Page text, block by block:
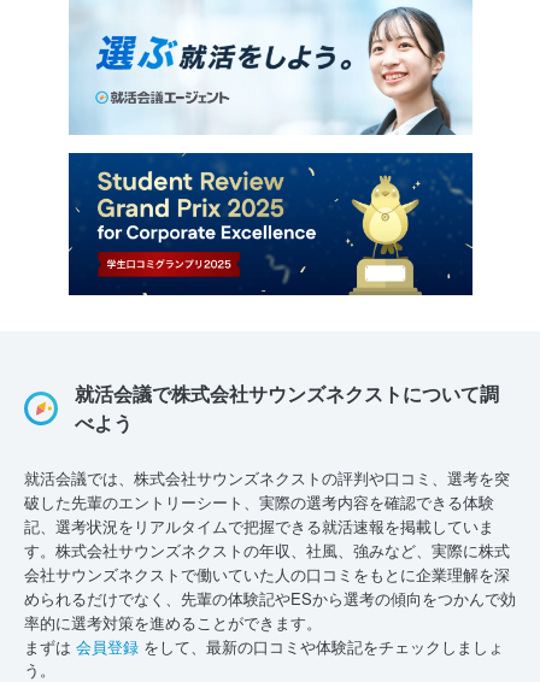
就活会議で株式会社サウンズネクストについて調
べよう
就活会議では、株式会社サウンズネクストの評判や口コミ、選考を突
破した先輩のエントリーシート、実際の選考内容を確認できる体験
記、選考状況をリアルタイムで把握できる就活速報を掲載していま
す。株式会社サウンズネクストの年収、社風、強みなど、実際に株式
会社サウンズネクストで働いていた人の口コミをもとに企業理解を深
められるだけでなく、先輩の体験記やESから選考の傾向をつかんで効
率的に選考対策を進めることができます。
まずは 会員登録 をして、最新の口コミや体験記をチェックしましょ
う。